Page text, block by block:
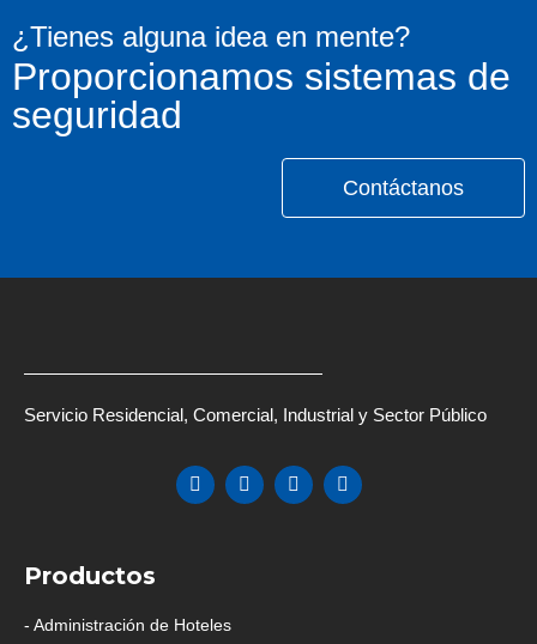
¿Tienes alguna idea en mente?
Proporcionamos sistemas de
seguridad
Contáctanos
Servicio Residencial, Comercial, Industrial y Sector Público
Productos
- Administración de Hoteles